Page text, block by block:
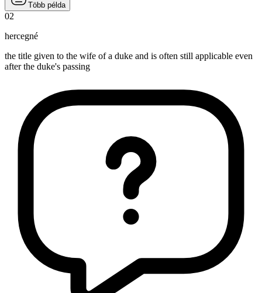
Több példa
02
hercegné
the title given to the wife of a duke and is often still applicable even
after the duke's passing